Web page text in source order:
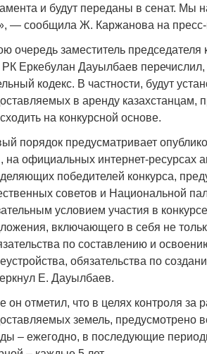
и будут переданы в сенат. Мы
— сообщила Ж. Каржанова на
очередь заместитель
Еркебулан Дауылбаев перечислил,
кодекс. В частности, будут
в аренду казахстанцам,
на конкурсной основе.
порядок предусматривает
официальных интернет-ресурсах
победителей конкурса,
советов и Национальной
условием участия в
включающего в себя не
по составлению и
обязательства по
Е. Дауылбаев.
он отметил, что в целях контроля
земель, предусмотрено
– ежегодно, в последующие